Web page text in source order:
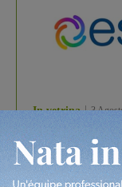
In vetrina 3
Estra Notizie
studenti
debutta il